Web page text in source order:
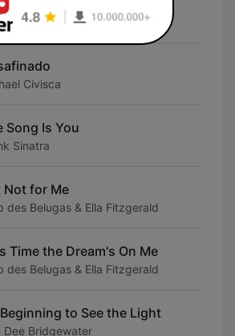
(Live)
Shearing & Mel Tormé
Civisca
Song Is You
Sinatra
Not for Me
des Belugas & Ella Fitzgerald
Time the Dream's On Me
des Belugas & Ella Fitzgerald
to See the Light
Dee Bridgewater